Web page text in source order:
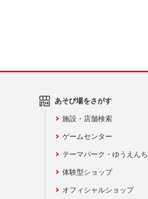
あそび場をさがす
施設・店舗検索
ゲームセンター
テーマパーク・ゆうえんち
体験型ショップ
オフィシャルショップ